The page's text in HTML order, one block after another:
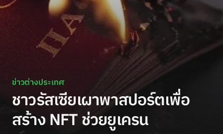
ข่าวต่างประเทศ
ชาวรัสเซียเผาพาสปอร์ตเพื่อ
สร้าง NFT ช่วยยูเครน